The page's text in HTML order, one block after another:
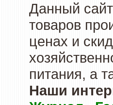
Данный
товаров
ценах и
питания, а
Наши